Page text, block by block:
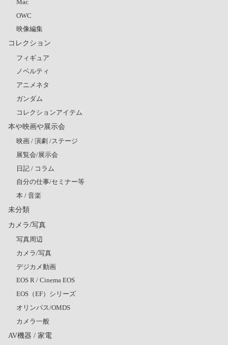
Mac
OWC
映像編集
コレクション
フィギュア
ノベルティ
アニメネタ
ガンダム
コレクションアイテム
本や映画や展示会
映画 / 演劇 /ステージ
展覧会/展示会
日記 / コラム
自分の仕事/セミナー等
本 / 音楽
未分類
カメラ/写真
写真周辺
カメラ/写真
デジカメ動画
EOS R / Cinema EOS
EOS（EF）シリーズ
オリンパス/OMDS
カメラ一般
AV機器 / 家電